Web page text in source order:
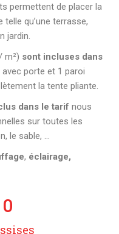
permettent de placer la
qu’une terrasse,
jardin.
m²) sont incluses dans
porte et 1 paroi
la tente pliante.
dans le tarif nous
sur toutes les
le sable, …
, éclairage,